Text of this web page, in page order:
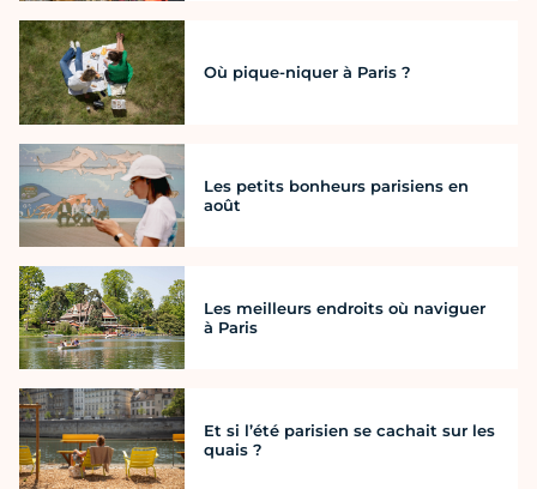
Où pique-niquer à Paris ?
Les petits bonheurs parisiens en
août
Les meilleurs endroits où naviguer
à Paris
Et si l’été parisien se cachait sur les
quais ?